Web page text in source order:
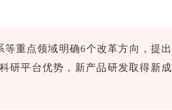
重点领域明确6个改革方向，提出
研平台优势，新产品研发取得新成